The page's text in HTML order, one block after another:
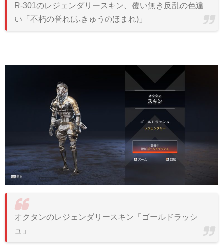
R-301のレジェンダリースキン、覆い無き反乱の色違
い「不朽の誉れ(ふきゅうのほまれ)」
オクタンのレジェンダリースキン「ゴールドラッシ
ュ」